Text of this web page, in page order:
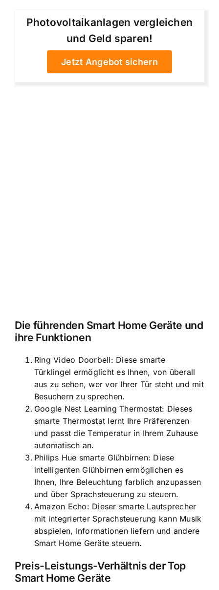
Photovoltaikanlagen vergleichen
und Geld sparen!
Jetzt Angebot sichern
Die führenden Smart Home Geräte und
ihre Funktionen
Ring Video Doorbell: Diese smarte
Türklingel ermöglicht es Ihnen, von überall
aus zu sehen, wer vor Ihrer Tür steht und mit
Besuchern zu sprechen.
Google Nest Learning Thermostat: Dieses
smarte Thermostat lernt Ihre Präferenzen
und passt die Temperatur in Ihrem Zuhause
automatisch an.
Philips Hue smarte Glühbirnen: Diese
intelligenten Glühbirnen ermöglichen es
Ihnen, Ihre Beleuchtung farblich anzupassen
und über Sprachsteuerung zu steuern.
Amazon Echo: Dieser smarte Lautsprecher
mit integrierter Sprachsteuerung kann Musik
abspielen, Informationen liefern und andere
Smart Home Geräte steuern.
Preis-Leistungs-Verhältnis der Top
Smart Home Geräte